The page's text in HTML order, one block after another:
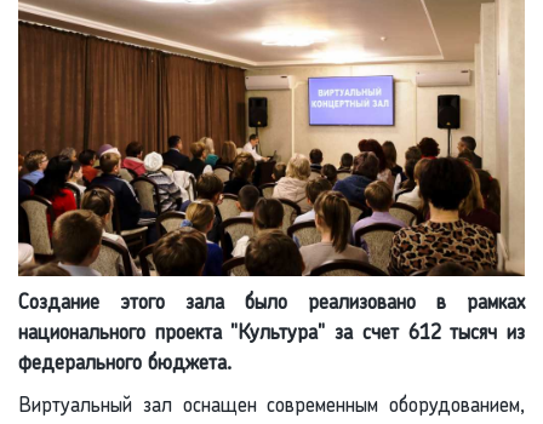
Создание этого зала было реализовано в рамках
национального проекта "Культура" за счет 612 тысяч из
федерального бюджета.
Виртуальный зал оснащен современным оборудованием,